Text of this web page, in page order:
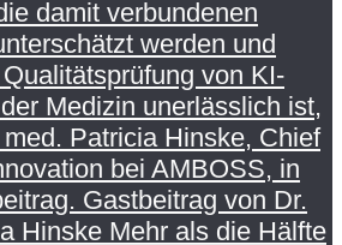
damit verbundenen
werden und
von KI-
Medizin unerlässlich ist,
Patricia Hinske, Chief
bei AMBOSS, in
Gastbeitrag von Dr.
Hinske Mehr als die Hälfte